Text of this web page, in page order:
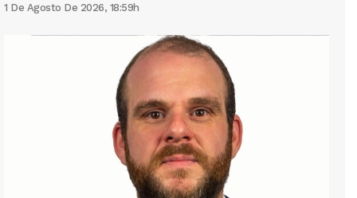
1 De Agosto De 2026, 18:59h